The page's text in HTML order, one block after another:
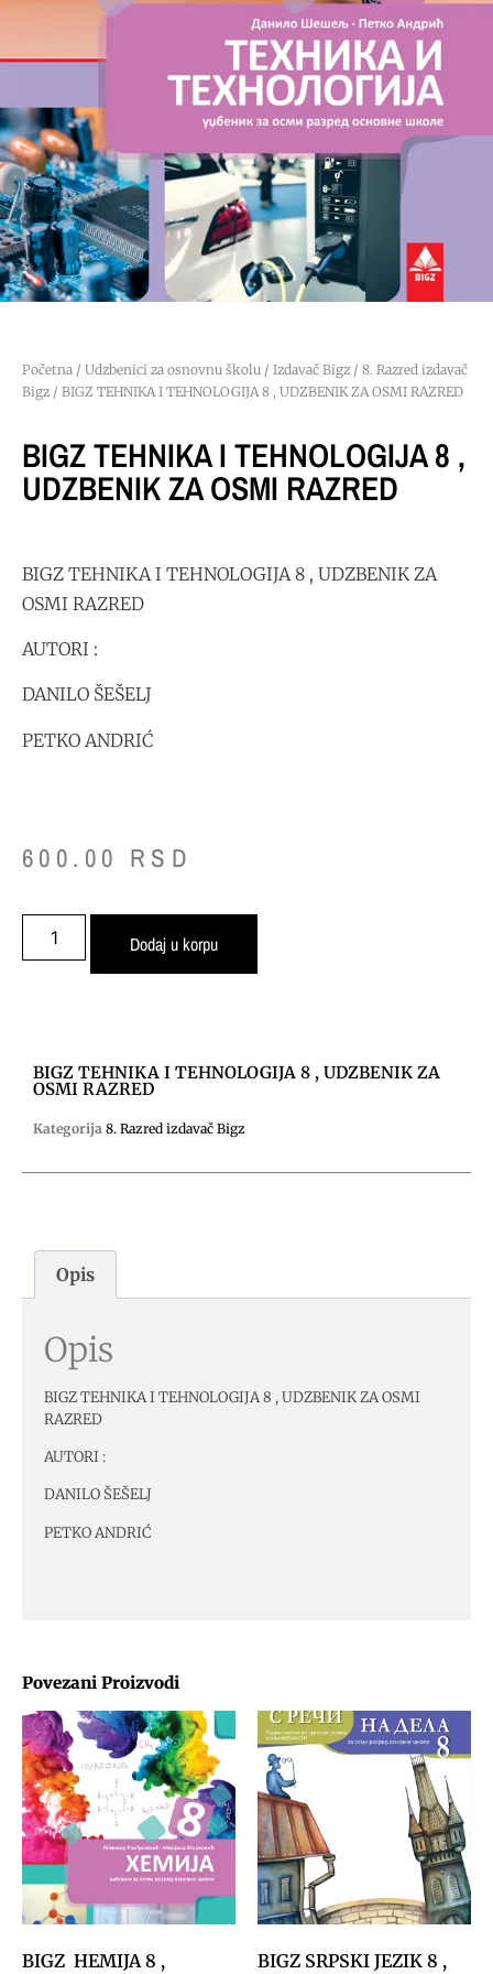
Početna / Udzbenici za osnovnu školu / Izdavač Bigz / 8. Razred izdavač
Bigz / BIGZ TEHNIKA I TEHNOLOGIJA 8 , UDZBENIK ZA OSMI RAZRED
BIGZ TEHNIKA I TEHNOLOGIJA 8 ,
UDZBENIK ZA OSMI RAZRED
BIGZ TEHNIKA I TEHNOLOGIJA 8 , UDZBENIK ZA
OSMI RAZRED
AUTORI :
DANILO ŠEŠELJ
PETKO ANDRIĆ
600.00 RSD
Dodaj u korpu
Povezani Proizvodi
BIGZ HEMIJA 8 ,
BIGZ SRPSKI JEZIK 8 ,
BIGZ TEHNIKA I TEHNOLOGIJA 8 , UDZBENIK ZA
OSMI RAZRED
Kategorija 8. Razred izdavač Bigz
Opis
Opis
BIGZ TEHNIKA I TEHNOLOGIJA 8 , UDZBENIK ZA OSMI
RAZRED
AUTORI :
DANILO ŠEŠELJ
PETKO ANDRIĆ